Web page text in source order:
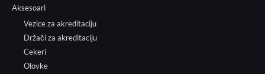
Aksesoari
Vezice za akreditaciju
Držači za akreditaciju
Cekeri
Olovke